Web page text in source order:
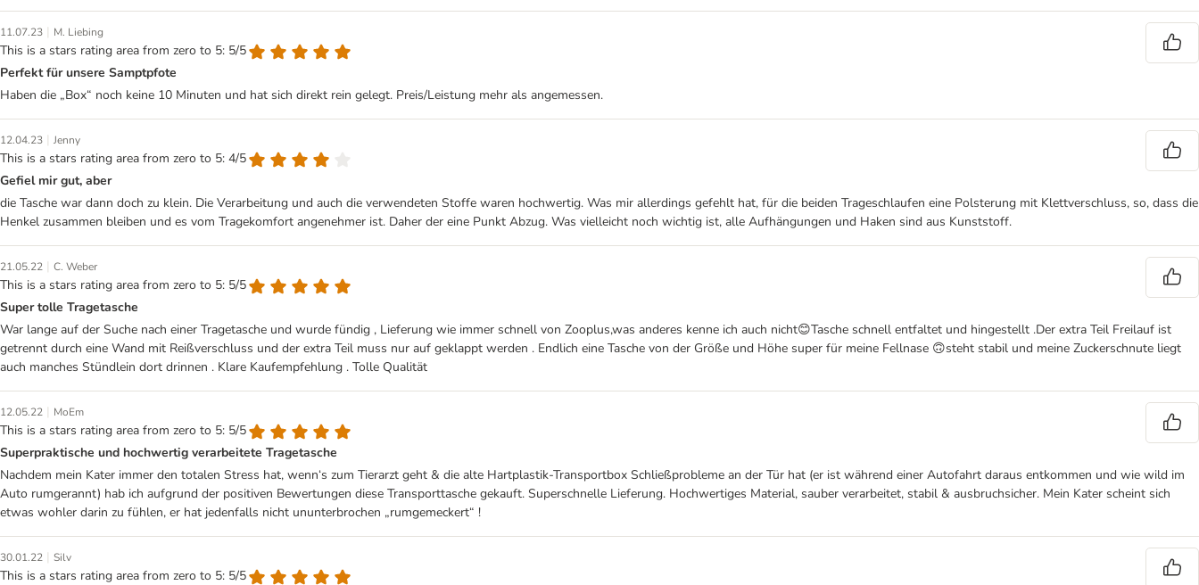
11.07.23 | M. Liebing
This is a stars rating area from zero to 5: 5/5
Perfekt für unsere Samptpfote
Haben die „Box“ noch keine 10 Minuten und hat sich direkt rein gelegt. Preis/Leistung mehr als angemessen.
12.04.23 | Jenny
This is a stars rating area from zero to 5: 4/5
Gefiel mir gut, aber
die Tasche war dann doch zu klein. Die Verarbeitung und auch die verwendeten Stoffe waren hochwertig. Was mir allerdings gefehlt hat, für die beiden Trageschlaufen eine Polsterung mit Klettverschluss, so, dass die
Henkel zusammen bleiben und es vom Tragekomfort angenehmer ist. Daher der eine Punkt Abzug. Was vielleicht noch wichtig ist, alle Aufhängungen und Haken sind aus Kunststoff.
21.05.22 | C. Weber
This is a stars rating area from zero to 5: 5/5
Super tolle Tragetasche
War lange auf der Suche nach einer Tragetasche und wurde fündig , Lieferung wie immer schnell von Zooplus,was anderes kenne ich auch nicht😊Tasche schnell entfaltet und hingestellt .Der extra Teil Freilauf ist
getrennt durch eine Wand mit Reißverschluss und der extra Teil muss nur auf geklappt werden . Endlich eine Tasche von der Größe und Höhe super für meine Fellnase 🙃steht stabil und meine Zuckerschnute liegt
auch manches Stündlein dort drinnen . Klare Kaufempfehlung . Tolle Qualität
12.05.22 | MoEm
This is a stars rating area from zero to 5: 5/5
Superpraktische und hochwertig verarbeitete Tragetasche
Nachdem mein Kater immer den totalen Stress hat, wenn‘s zum Tierarzt geht & die alte Hartplastik-Transportbox Schließprobleme an der Tür hat (er ist während einer Autofahrt daraus entkommen und wie wild im
Auto rumgerannt) hab ich aufgrund der positiven Bewertungen diese Transporttasche gekauft. Superschnelle Lieferung. Hochwertiges Material, sauber verarbeitet, stabil & ausbruchsicher. Mein Kater scheint sich
etwas wohler darin zu fühlen, er hat jedenfalls nicht ununterbrochen „rumgemeckert“ !
30.01.22 | Silv
This is a stars rating area from zero to 5: 5/5